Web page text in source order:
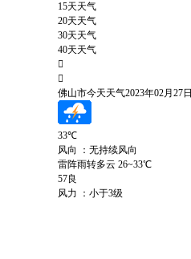
15天天气
20天天气
30天天气
40天天气


佛山市今天天气2023年02月27日
33℃
风向 ：无持续风向
雷阵雨转多云 26~33℃
57良
风力 ：小于3级